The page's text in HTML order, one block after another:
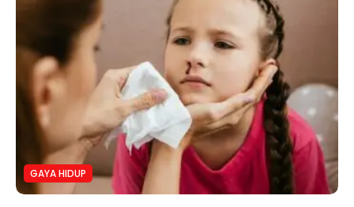
GAYA HIDUP